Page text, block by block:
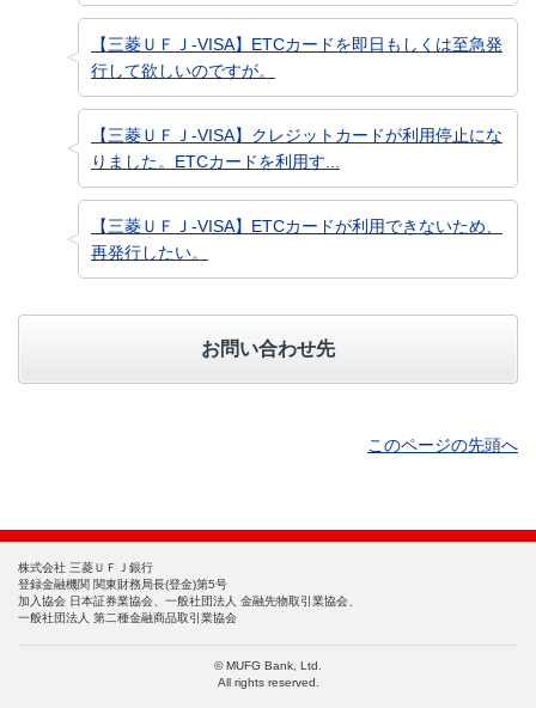
【三菱ＵＦＪ-VISA】ETCカードを即日もしくは至急発
行して欲しいのですが。
【三菱ＵＦＪ-VISA】クレジットカードが利用停止にな
りました。ETCカードを利用す...
【三菱ＵＦＪ-VISA】ETCカードが利用できないため、
再発行したい。
お問い合わせ先
このページの先頭へ
株式会社 三菱ＵＦＪ銀行
登録金融機関 関東財務局長(登金)第5号
加入協会 日本証券業協会、一般社団法人 金融先物取引業協会、
一般社団法人 第二種金融商品取引業協会
© MUFG Bank, Ltd.
All rights reserved.